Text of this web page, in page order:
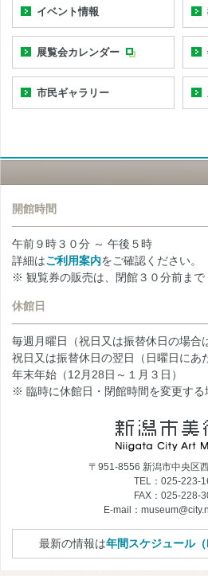
イベント情報
展覧会カレンダー
市民ギャラリー
開館時間
午前９時３０分 ～ 午後５時
詳細はご利用案内をご確認ください。
※ 観覧券の販売は、閉館３０分前まで
休館日
毎週月曜日（祝日又は振替休日の場合
祝日又は振替休日の翌日（日曜日にあ
年末年始（12月28日～１月３日）
※ 臨時に休館日・閉館時間を変更する
〒951-8556 新潟市中央区
TEL：025-223-
FAX：025-228-
E-mail：
最新の情報は年間スケジュール（